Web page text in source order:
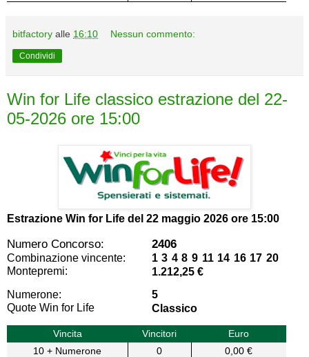
bitfactory alle 16:10 Nessun commento:
Condividi
Win for Life classico estrazione del 22-
05-2026 ore 15:00
Estrazione Win for Life del 22 maggio 2026 ore 15:00
Numero Concorso: 2406
Combinazione vincente:
1 3 4 8 9 11 14 16 17 20
Montepremi:
1.212,25 €
Numerone:
5
Quote Win for Life
Classico
Vincita Vincitori
Euro
10 + Numerone
0
0,00 €